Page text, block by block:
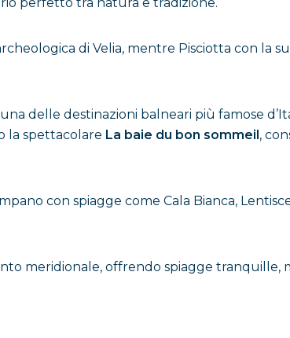
di Velia, mentre Pisciotta con la
delle destinazioni balneari più famose
la spettacolare La baie du bon sommeil,
con spiagge come Cala Bianca,
meridionale, offrendo spiagge tranquille,